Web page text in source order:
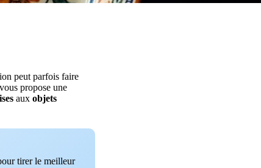
peut parfois faire
propose une
aux objets
tirer le meilleur